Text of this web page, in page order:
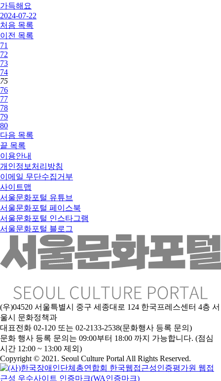
가득해요
2024-07-22
처음 목록
이전 목록
71
72
73
74
75
76
77
78
79
80
다음 목록
끝 목록
이용안내
개인정보처리방침
이메일 무단수집거부
사이트맵
서울문화포털 유튜브
서울문화포털 페이스북
서울문화포털 인스타그램
서울문화포털 블로그
(우)04520 서울특별시 중구 세종대로 124 한국프레스센터 4층 서
울시 문화정책과
대표전화 02-120 또는 02-2133-2538(문화행사 등록 문의)
문화 행사 등록 문의는 09:00부터 18:00 까지 가능합니다. (점심
시간 12:00 ~ 13:00 제외)
Copyright © 2021. Seoul Culture Portal All Rights Reserved.